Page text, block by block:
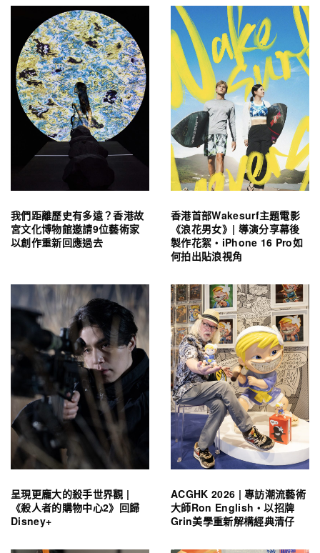
我們距離歷史有多遠？香港故
宮文化博物館邀請9位藝術家
以創作重新回應過去
香港首部Wakesurf主題電影
《浪花男女》| 導演分享幕後
製作花絮・iPhone 16 Pro如
何拍出貼浪視角
呈現更龐大的殺手世界觀 |
《殺人者的購物中心2》回歸
Disney+
ACGHK 2026 | 專訪潮流藝術
大師Ron English・以招牌
Grin美學重新解構經典清仔